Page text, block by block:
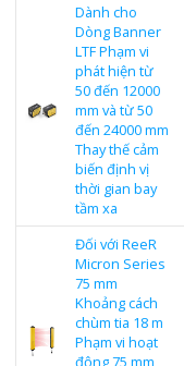
Dành cho
Dòng Banner
LTF Phạm vi
phát hiện từ
50 đến 12000
mm và từ 50
đến 24000 mm
Thay thế cảm
biến định vị
thời gian bay
tầm xa
Đối với ReeR
Micron Series
75 mm
Khoảng cách
chùm tia 18 m
Phạm vi hoạt
động 75 mm